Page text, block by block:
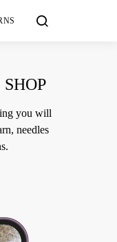
you will
needles